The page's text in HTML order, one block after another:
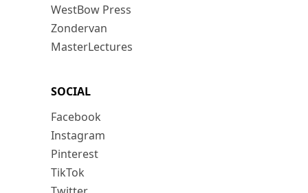
WestBow Press
Zondervan
MasterLectures
SOCIAL
Facebook
Instagram
Pinterest
TikTok